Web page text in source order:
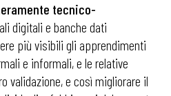
tecnico-
digitali e banche dati
più visibili gli apprendimenti
e informali, e le relative
validazione, e così migliorare il